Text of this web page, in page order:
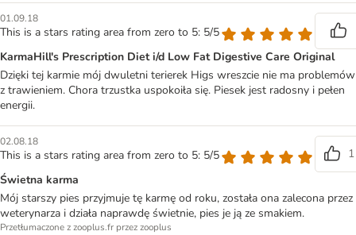
01.09.18
This is a stars rating area from zero to 5: 5/5
KarmaHill's Prescription Diet i/d Low Fat Digestive Care Original
Dzięki tej karmie mój dwuletni terierek Higs wreszcie nie ma problemów
z trawieniem. Chora trzustka uspokoiła się. Piesek jest radosny i pełen
energii.
02.08.18
This is a stars rating area from zero to 5: 5/5
1
Świetna karma
Mój starszy pies przyjmuje tę karmę od roku, została ona zalecona przez
weterynarza i działa naprawdę świetnie, pies je ją ze smakiem.
Przetłumaczone z zooplus.fr przez zooplus